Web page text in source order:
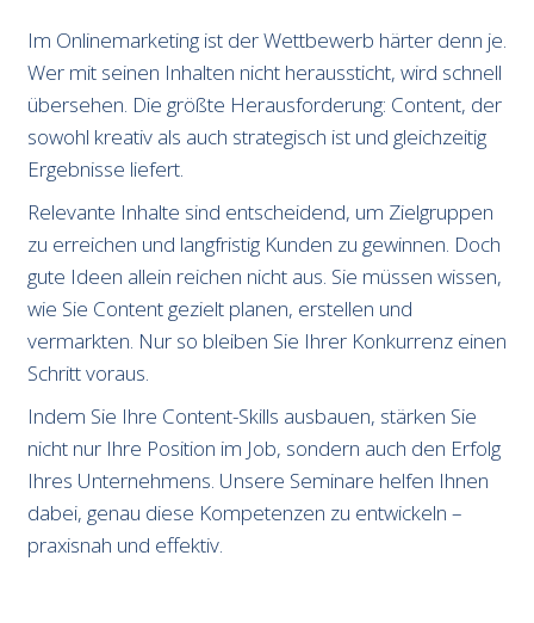
Im Onlinemarketing ist der Wettbewerb härter denn je.
Wer mit seinen Inhalten nicht heraussticht, wird schnell
übersehen. Die größte Herausforderung: Content, der
sowohl kreativ als auch strategisch ist und gleichzeitig
Ergebnisse liefert.
Relevante Inhalte sind entscheidend, um Zielgruppen
zu erreichen und langfristig Kunden zu gewinnen. Doch
gute Ideen allein reichen nicht aus. Sie müssen wissen,
wie Sie Content gezielt planen, erstellen und
vermarkten. Nur so bleiben Sie Ihrer Konkurrenz einen
Schritt voraus.
Indem Sie Ihre Content-Skills ausbauen, stärken Sie
nicht nur Ihre Position im Job, sondern auch den Erfolg
Ihres Unternehmens. Unsere Seminare helfen Ihnen
dabei, genau diese Kompetenzen zu entwickeln –
praxisnah und effektiv.